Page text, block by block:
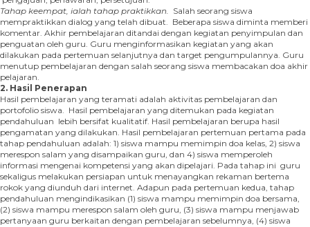
Tahap keempat, ialah tahap praktikkan. Salah seorang siswa
mempraktikkan dialog yang telah dibuat. Beberapa siswa diminta memberi
komentar. Akhir pembelajaran ditandai dengan kegiatan penyimpulan dan
penguatan oleh guru. Guru menginformasikan kegiatan yang akan
dilakukan pada pertemuan selanjutnya dan target pengumpulannya. Guru
menutup pembelajaran dengan salah seorang siswa membacakan doa akhir
pelajaran.
2. Hasil Penerapan
Hasil pembelajaran yang teramati adalah aktivitas pembelajaran dan
portofolio siswa. Hasil pembelajaran yang ditemukan pada kegiatan
pendahuluan lebih bersifat kualitatif. Hasil pembelajaran berupa hasil
pengamatan yang dilakukan. Hasil pembelajaran pertemuan pertama pada
tahap pendahuluan adalah: 1) siswa mampu memimpin doa kelas, 2) siswa
merespon salam yang disampaikan guru, dan 4) siswa memperoleh
informasi mengenai kompetensi yang akan dipelajari. Pada tahap ini guru
sekaligus melakukan persiapan untuk menayangkan rekaman bertema
rokok yang diunduh dari internet. Adapun pada pertemuan kedua, tahap
pendahuluan mengindikasikan (1) siswa mampu memimpin doa bersama,
(2) siswa mampu merespon salam oleh guru, (3) siswa mampu menjawab
pertanyaan guru berkaitan dengan pembelajaran sebelumnya, (4) siswa